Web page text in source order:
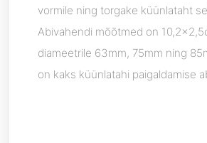
vormile ning torgake küünlataht
Abivahendi mõõtmed on
diameetrile 63mm, 75mm ning
on kaks küünlatahi paigaldamise